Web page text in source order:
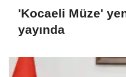
'Kocaeli Müze'
yayında